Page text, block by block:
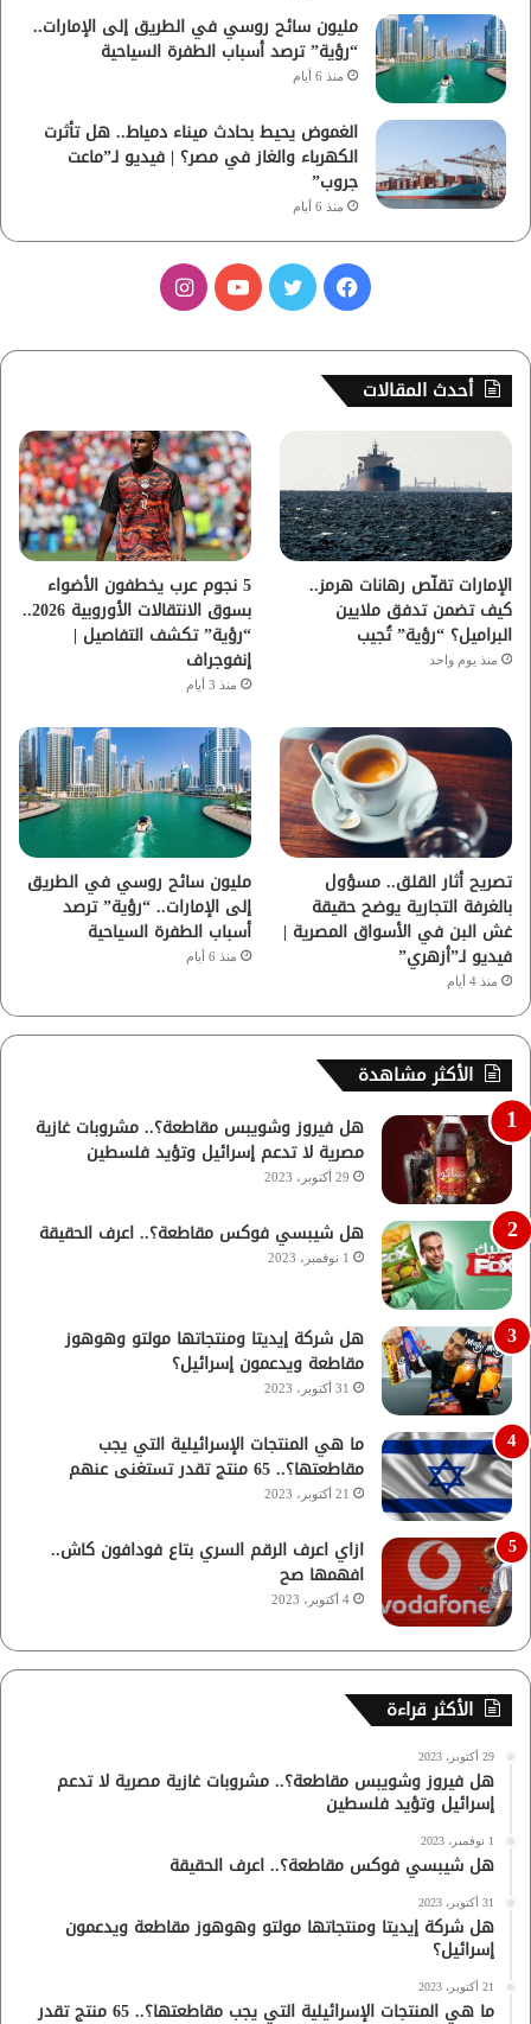
مليون سائح روسي في الطريق إلى الإمارات..
“رؤية” ترصد أسباب الطفرة السياحية
منذ 6 أيام
الغموض يحيط بحادث ميناء دمياط.. هل تأثرت
الكهرباء والغاز في مصر؟ | فيديو لـ”ماعت
جروب”
منذ 6 أيام
س
ب
ك
ي
و
ب
ت
ق
ر
م
أحدث المقالات
الإمارات تقلّص رهانات هرمز..
كيف تضمن تدفق ملايين
البراميل؟ “رؤية” تُجيب
منذ يوم واحد
5 نجوم عرب يخطفون الأضواء
بسوق الانتقالات الأوروبية 2026..
“رؤية” تكشف التفاصيل |
إنفوجراف
منذ 3 أيام
تصريح أثار القلق.. مسؤول
بالغرفة التجارية يوضح حقيقة
غش البن في الأسواق المصرية |
فيديو لـ”أزهري”
منذ 4 أيام
مليون سائح روسي في الطريق
إلى الإمارات.. “رؤية” ترصد
أسباب الطفرة السياحية
منذ 6 أيام
الأكثر مشاهدة
هل فيروز وشويبس مقاطعة؟.. مشروبات غازية
مصرية لا تدعم إسرائيل وتؤيد فلسطين
29 أكتوبر، 2023
هل شيبسي فوكس مقاطعة؟.. اعرف الحقيقة
1 نوفمبر، 2023
هل شركة إيديتا ومنتجاتها مولتو وهوهوز
مقاطعة ويدعمون إسرائيل؟
31 أكتوبر، 2023
ما هي المنتجات الإسرائيلية التي يجب
مقاطعتها؟.. 65 منتج تقدر تستغنى عنهم
21 أكتوبر، 2023
ازاي اعرف الرقم السري بتاع فودافون كاش..
افهمها صح
4 أكتوبر، 2023
الأكثر قراءة
29 أكتوبر، 2023
هل فيروز وشويبس مقاطعة؟.. مشروبات غازية مصرية لا تدعم
إسرائيل وتؤيد فلسطين
1 نوفمبر، 2023
هل شيبسي فوكس مقاطعة؟.. اعرف الحقيقة
31 أكتوبر، 2023
هل شركة إيديتا ومنتجاتها مولتو وهوهوز مقاطعة ويدعمون
إسرائيل؟
21 أكتوبر، 2023
ما هي المنتجات الإسرائيلية التي يجب مقاطعتها؟.. 65 منتج تقدر